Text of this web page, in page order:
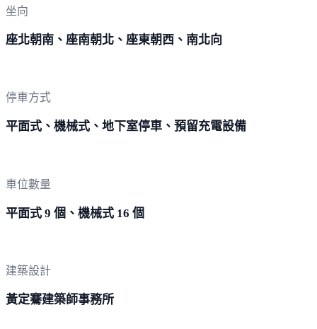
坐向
座北朝南、座南朝北、座東朝西、南北向
停車方式
平面式、機械式、地下室停車、預留充電設備
車位數量
平面式 9 個、機械式 16 個
建築設計
黃定騫建築師事務所